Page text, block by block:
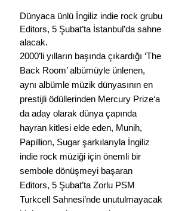
Dünyaca ünlü İngiliz indie rock grubu
Editors, 5 Şubat’ta İstanbul’da sahne
alacak.
2000’li yılların başında çıkardığı ‘The
Back Room’ albümüyle ünlenen,
aynı albümle müzik dünyasının en
prestijli ödüllerinden Mercury Prize‘a
da aday olarak dünya çapında
hayran kitlesi elde eden, Munih,
Papillion, Sugar şarkılarıyla İngiliz
indie rock müziği için önemli bir
sembole dönüşmeyi başaran
Editors, 5 Şubat’ta Zorlu PSM
Turkcell Sahnesi’nde unutulmayacak